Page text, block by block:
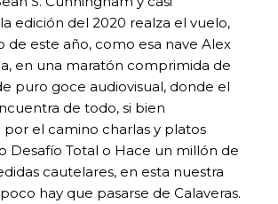
edición del 2020 realza el vuelo,
de este año, como esa nave Alex
en una maratón comprimida de
puro goce audiovisual, donde el
de todo, si bien
el camino charlas y platos
Desafío Total o Hace un millón de
cautelares, en esta nuestra
hay que pasarse de Calaveras.